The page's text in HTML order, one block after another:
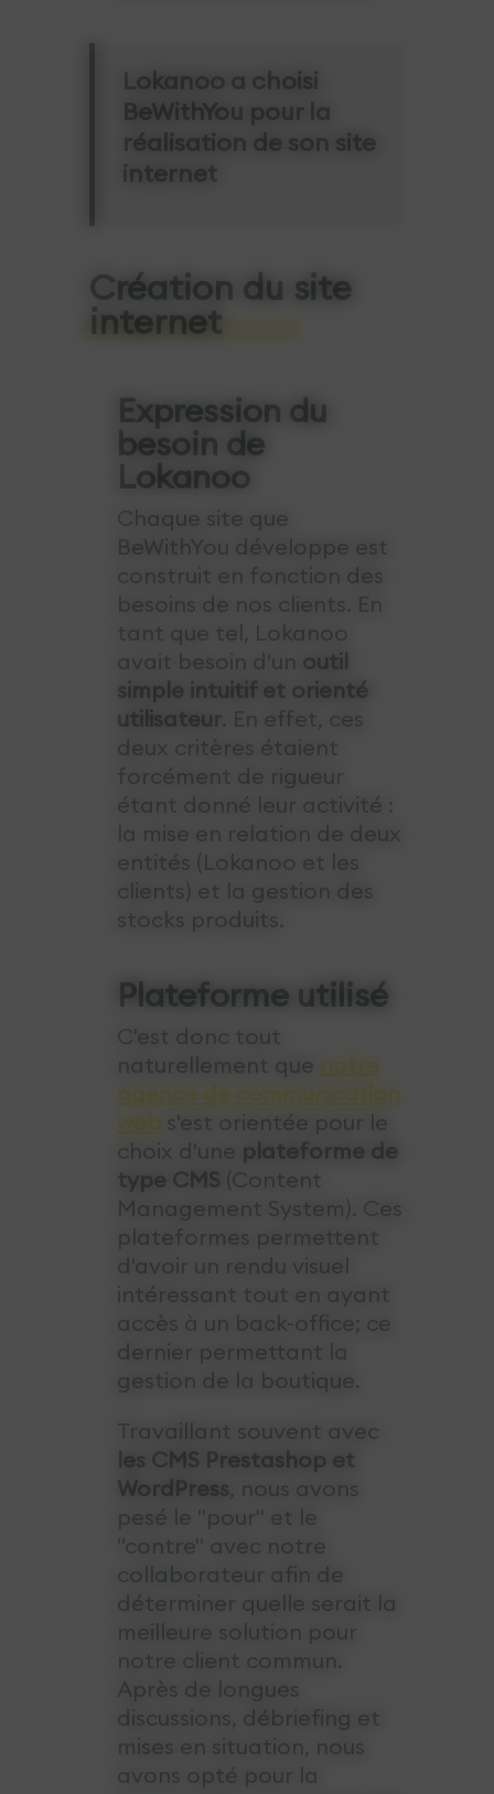
Lokanoo a choisi
BeWithYou pour la
réalisation de son site
internet
Création du site
internet
Expression du
besoin de
Lokanoo
Chaque site que
BeWithYou développe est
construit en fonction des
besoins de nos clients. En
tant que tel, Lokanoo
avait besoin d'un outil
simple intuitif et orienté
utilisateur
. En effet, ces
deux critères étaient
forcément de rigueur
étant donné leur activité :
la mise en relation de deux
entités (Lokanoo et les
clients) et la gestion des
stocks produits.
Plateforme utilisé
C'est donc tout
naturellement que
s'est orientée pour le
choix d'une plateforme de
type CMS
(Content
Management System). Ces
plateformes permettent
d'avoir un rendu visuel
intéressant tout en ayant
accès à un back-office; ce
dernier permettant la
gestion de la boutique.
Travaillant souvent avec
les CMS Prestashop et
WordPress , nous avons
pesé le "pour" et le
"contre" avec notre
collaborateur afin de
déterminer quelle serait la
meilleure solution pour
notre client commun.
Après de longues
discussions, débriefing et
mises en situation, nous
avons opté pour la